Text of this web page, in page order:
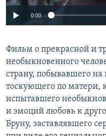
0:00
Фильм о прекрасной и
необыкновенного
страну, побывавшего
тоскующего по матери,
испытавшего
и эмоций любовь к
Бруну, заставлявшего